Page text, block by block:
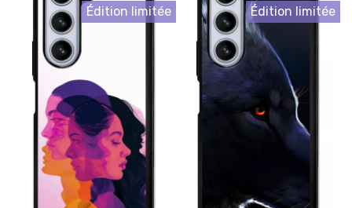
Édition limitée Édition limitée